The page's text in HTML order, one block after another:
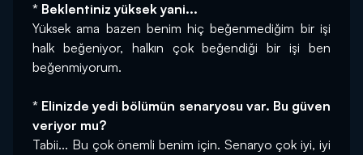
* Beklentiniz yüksek yani...
Yüksek ama bazen benim hiç beğenmediğim bir işi
halk beğeniyor, halkın çok beğendiği bir işi ben
beğenmiyorum.
* Elinizde yedi bölümün senaryosu var. Bu güven
veriyor mu?
Tabii... Bu çok önemli benim için. Senaryo çok iyi, iyi